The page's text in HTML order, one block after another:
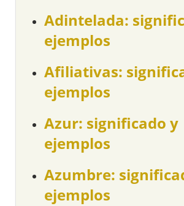
Adintelada:
ejemplos
Afiliativas:
ejemplos
Azur: significado y
ejemplos
Azumbre:
ejemplos